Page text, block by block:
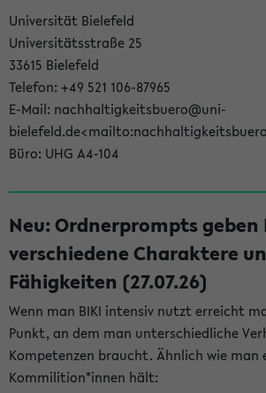
Universität Bielefeld
Universitätsstraße 25
33615 Bielefeld
Telefon: +49 521 106-87965
E-Mail: nachhaltigkeitsbuero@uni-
Büro: UHG A4-104
Neu: Ordnerprompts geben
verschiedene Charaktere
Fähigkeiten (27.07.26)
Wenn man BIKI intensiv nutzt erreicht
Punkt, an dem man unterschiedliche
Kompetenzen braucht. Ähnlich wie man
Kommilition*innen hält: